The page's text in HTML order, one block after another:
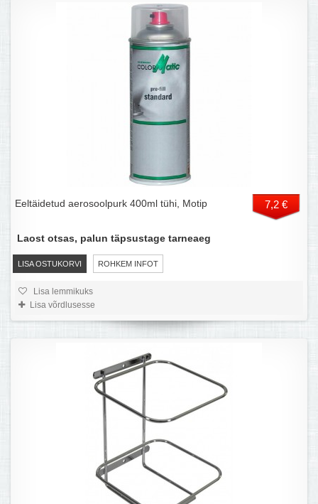
Eeltäidetud aerosoolpurk 400ml tühi, Motip 7,2 €
LISA OSTUKORVI ROHKEM INFOT
Laost otsas, palun täpsustage tarneaeg
Lisa lemmikuks
Lisa võrdlusesse